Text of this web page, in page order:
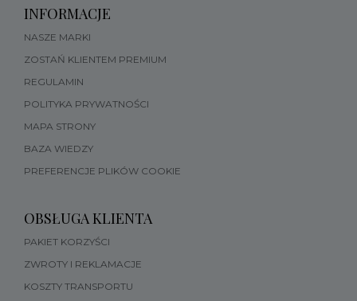
INFORMACJE
NASZE MARKI
ZOSTAŃ KLIENTEM PREMIUM
REGULAMIN
POLITYKA PRYWATNOŚCI
MAPA STRONY
BAZA WIEDZY
PREFERENCJE PLIKÓW COOKIE
OBSŁUGA KLIENTA
PAKIET KORZYŚCI
ZWROTY I REKLAMACJE
KOSZTY TRANSPORTU